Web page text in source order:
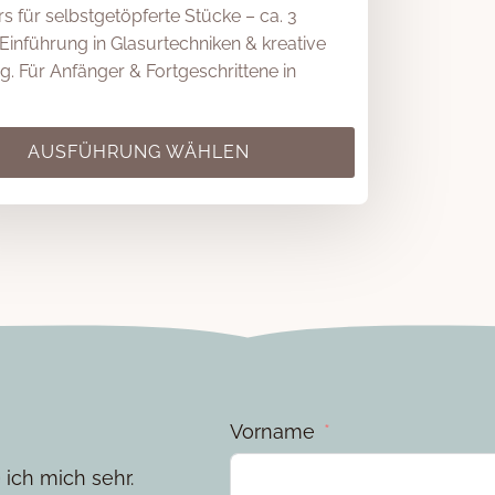
für selbstgetöpferte Stücke – ca. 3
in Glasurtechniken & kreative
Für Anfänger & Fortgeschrittene in
AUSFÜHRUNG WÄHLEN
mich sehr.
Vorname